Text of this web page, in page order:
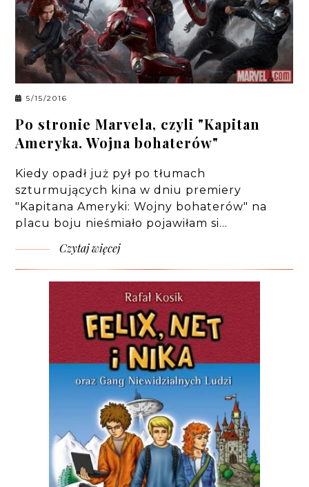
5/15/2016
Po stronie Marvela, czyli "Kapitan
Ameryka. Wojna bohaterów"
Kiedy opadł już pył po tłumach
szturmujących kina w dniu premiery
"Kapitana Ameryki: Wojny bohaterów" na
placu boju nieśmiało pojawiłam si…
Czytaj więcej